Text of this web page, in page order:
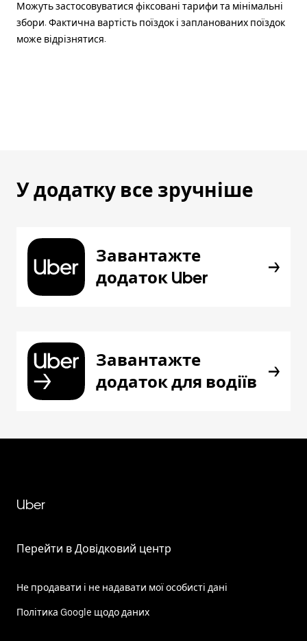
Можуть застосовуватися фіксовані тарифи та мінімальні
збори. Фактична вартість поїздок і запланованих поїздок
може відрізнятися.
У додатку все зручніше
Завантажте
додаток Uber
Завантажте
додаток для водіїв
Uber
Перейти в Довідковий центр
Не продавати і не надавати мої особисті дані
Політика Google щодо даних